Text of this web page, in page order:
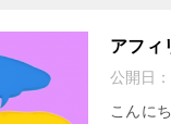
アフィ
公開日：
こんに